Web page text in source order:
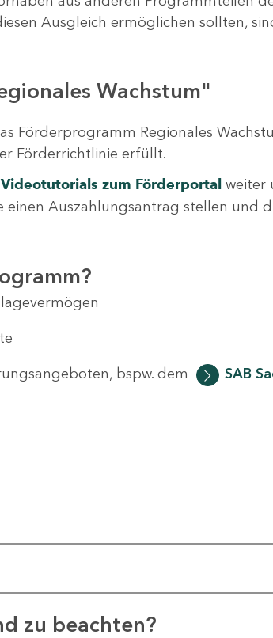
Ausgleich ermöglichen sollten,
Wachstum"
Förderprogramm Regionales
Förderrichtlinie erfüllt.
Videotutorials zum Förderportalweiter
einen Auszahlungsantrag stellen und
bspw. dem SAB
zu beachten?